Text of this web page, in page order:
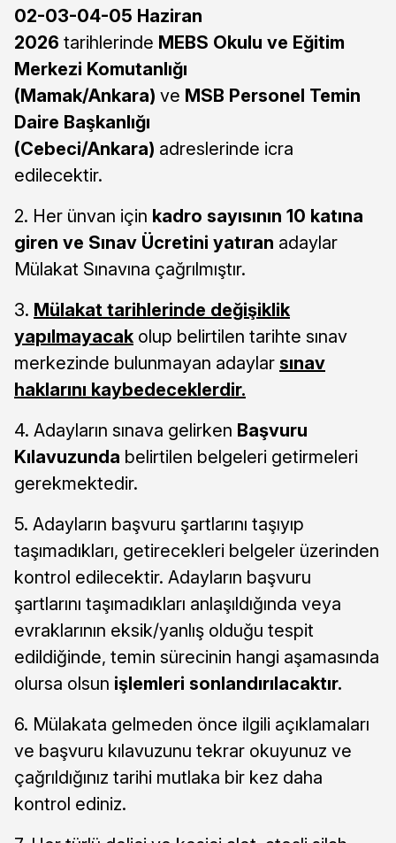
02-03-04-05 Haziran
2026 tarihlerinde MEBS Okulu ve Eğitim
Merkezi Komutanlığı
(Mamak/Ankara) ve MSB Personel Temin
Daire Başkanlığı
(Cebeci/Ankara) adreslerinde icra
edilecektir.
2. Her ünvan için kadro sayısının 10 katına
giren ve Sınav Ücretini yatıran adaylar
Mülakat Sınavına çağrılmıştır.
3. Mülakat tarihlerinde değişiklik
yapılmayacak olup belirtilen tarihte sınav
merkezinde bulunmayan adaylar sınav
haklarını kaybedeceklerdir.
4. Adayların sınava gelirken Başvuru
Kılavuzunda belirtilen belgeleri getirmeleri
gerekmektedir.
5. Adayların başvuru şartlarını taşıyıp
taşımadıkları, getirecekleri belgeler üzerinden
kontrol edilecektir. Adayların başvuru
şartlarını taşımadıkları anlaşıldığında veya
evraklarının eksik/yanlış olduğu tespit
edildiğinde, temin sürecinin hangi aşamasında
olursa olsun işlemleri sonlandırılacaktır.
6. Mülakata gelmeden önce ilgili açıklamaları
ve başvuru kılavuzunu tekrar okuyunuz ve
çağrıldığınız tarihi mutlaka bir kez daha
kontrol ediniz.